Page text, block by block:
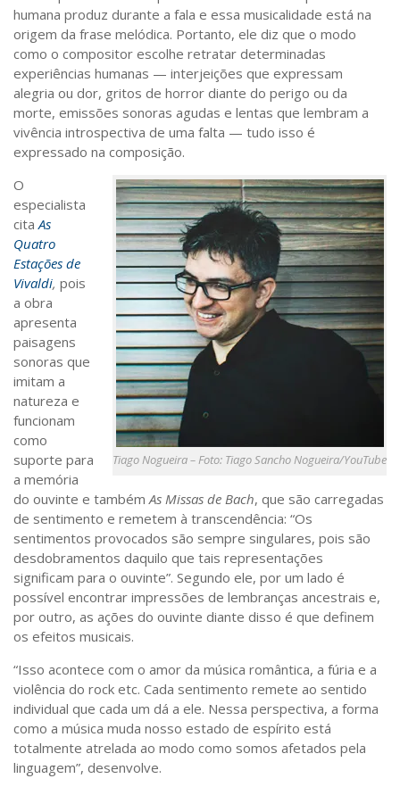
humana produz durante a fala e essa musicalidade está na
origem da frase melódica. Portanto, ele diz que o modo
como o compositor escolhe retratar determinadas
experiências humanas — interjeições que expressam
alegria ou dor, gritos de horror diante do perigo ou da
morte, emissões sonoras agudas e lentas que lembram a
vivência introspectiva de uma falta — tudo isso é
expressado na composição.
Tiago Nogueira – Foto: Tiago Sancho Nogueira/YouTube
O
especialista
cita As
Quatro
Estações de
Vivaldi, pois
a obra
apresenta
paisagens
sonoras que
imitam a
natureza e
funcionam
como
suporte para
a memória
do ouvinte e também As Missas de Bach, que são carregadas
de sentimento e remetem à transcendência: “Os
sentimentos provocados são sempre singulares, pois são
desdobramentos daquilo que tais representações
significam para o ouvinte”. Segundo ele, por um lado é
possível encontrar impressões de lembranças ancestrais e,
por outro, as ações do ouvinte diante disso é que definem
os efeitos musicais.
“Isso acontece com o amor da música romântica, a fúria e a
violência do rock etc. Cada sentimento remete ao sentido
individual que cada um dá a ele. Nessa perspectiva, a forma
como a música muda nosso estado de espírito está
totalmente atrelada ao modo como somos afetados pela
linguagem”, desenvolve.